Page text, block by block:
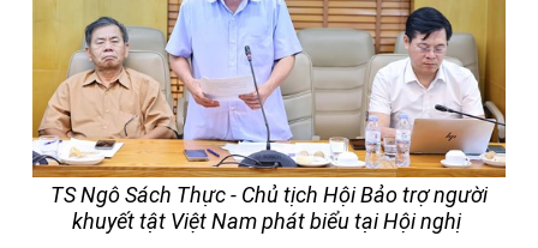
TS Ngô Sách Thực - Chủ tịch Hội Bảo trợ người
khuyết tật Việt Nam phát biểu tại Hội nghị